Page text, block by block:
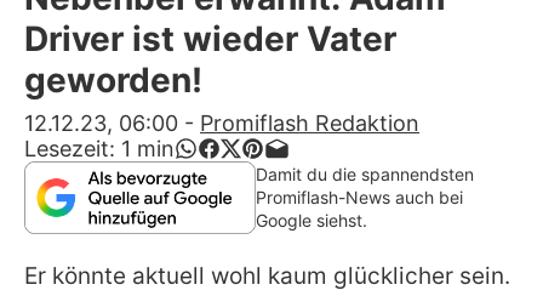
Alle Themen auf Promiflash
App runterladen
Team
Redaktionelle Richtlinien
Impressum
Driver ist wieder Vater
geworden!
12.12.23, 06:00 - Promiflash Redaktion
Lesezeit: 1 min
Damit du die spannendsten
Promiflash-News auch bei
Google siehst.
Er könnte aktuell wohl kaum glücklicher sein.